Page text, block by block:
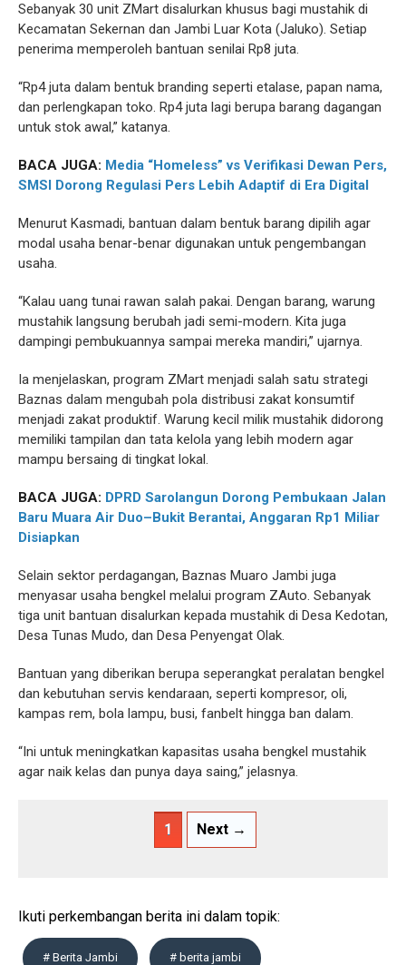
Sebanyak 30 unit ZMart disalurkan khusus bagi mustahik di
Kecamatan Sekernan dan Jambi Luar Kota (Jaluko). Setiap
penerima memperoleh bantuan senilai Rp8 juta.
“Rp4 juta dalam bentuk branding seperti etalase, papan nama,
dan perlengkapan toko. Rp4 juta lagi berupa barang dagangan
untuk stok awal,” katanya.
BACA JUGA: Media “Homeless” vs Verifikasi Dewan Pers,
SMSI Dorong Regulasi Pers Lebih Adaptif di Era Digital
Menurut Kasmadi, bantuan dalam bentuk barang dipilih agar
modal usaha benar-benar digunakan untuk pengembangan
usaha.
“Kalau uang tunai rawan salah pakai. Dengan barang, warung
mustahik langsung berubah jadi semi-modern. Kita juga
dampingi pembukuannya sampai mereka mandiri,” ujarnya.
Ia menjelaskan, program ZMart menjadi salah satu strategi
Baznas dalam mengubah pola distribusi zakat konsumtif
menjadi zakat produktif. Warung kecil milik mustahik didorong
memiliki tampilan dan tata kelola yang lebih modern agar
mampu bersaing di tingkat lokal.
BACA JUGA: DPRD Sarolangun Dorong Pembukaan Jalan
Baru Muara Air Duo–Bukit Berantai, Anggaran Rp1 Miliar
Disiapkan
Selain sektor perdagangan, Baznas Muaro Jambi juga
menyasar usaha bengkel melalui program ZAuto. Sebanyak
tiga unit bantuan disalurkan kepada mustahik di Desa Kedotan,
Desa Tunas Mudo, dan Desa Penyengat Olak.
Bantuan yang diberikan berupa seperangkat peralatan bengkel
dan kebutuhan servis kendaraan, seperti kompresor, oli,
kampas rem, bola lampu, busi, fanbelt hingga ban dalam.
“Ini untuk meningkatkan kapasitas usaha bengkel mustahik
agar naik kelas dan punya daya saing,” jelasnya.
1 Next →
Ikuti perkembangan berita ini dalam topik:
# Berita Jambi # berita jambi